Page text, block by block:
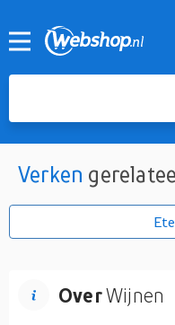
Verken
OverWijnen